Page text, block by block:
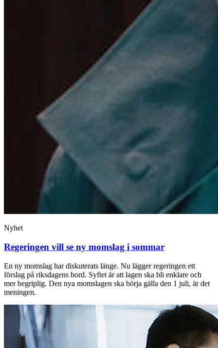
Nyhet
Regeringen vill se ny momslag i sommar
En ny momslag har diskuterats länge. Nu lägger regeringen ett
förslag på riksdagens bord. Syftet är att lagen ska bli enklare och
mer begriplig. Den nya momslagen ska börja gälla den 1 juli, är det
meningen.